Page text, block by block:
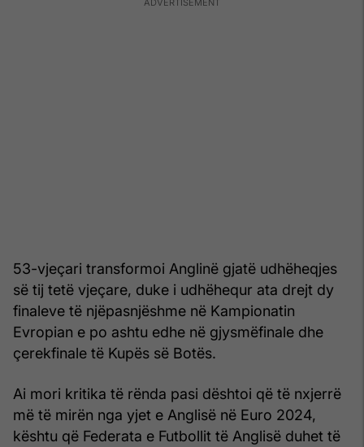
53-vjeçari transformoi Anglinë gjatë udhëheqjes
së tij tetë vjeçare, duke i udhëhequr ata drejt dy
finaleve të njëpasnjëshme në Kampionatin
Evropian e po ashtu edhe në gjysmëfinale dhe
çerekfinale të Kupës së Botës.
Ai mori kritika të rënda pasi dështoi që të nxjerrë
më të mirën nga yjet e Anglisë në Euro 2024,
kështu që Federata e Futbollit të Anglisë duhet të